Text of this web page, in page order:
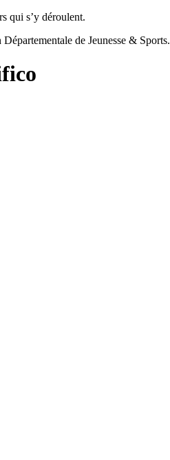
qui s’y déroulent.
de Jeunesse & Sports.